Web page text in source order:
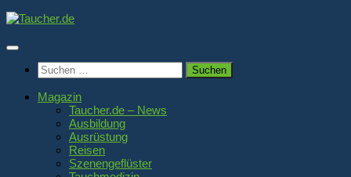
Zum
springen
Suchen
nach:
Magazin
Taucher.de – News
Ausbildung
Ausrüstung
Reisen
Szenengeflüster